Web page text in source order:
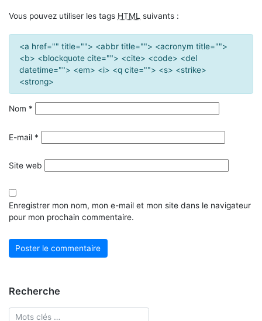
Vous pouvez utiliser les tags HTML suivants :
<a href="" title=""> <abbr title=""> <acronym title="">
<b> <blockquote cite=""> <cite> <code> <del
datetime=""> <em> <i> <q cite=""> <s> <strike>
<strong>
Nom *
E-mail *
Site web
Enregistrer mon nom, mon e-mail et mon site dans le navigateur
pour mon prochain commentaire.
Recherche